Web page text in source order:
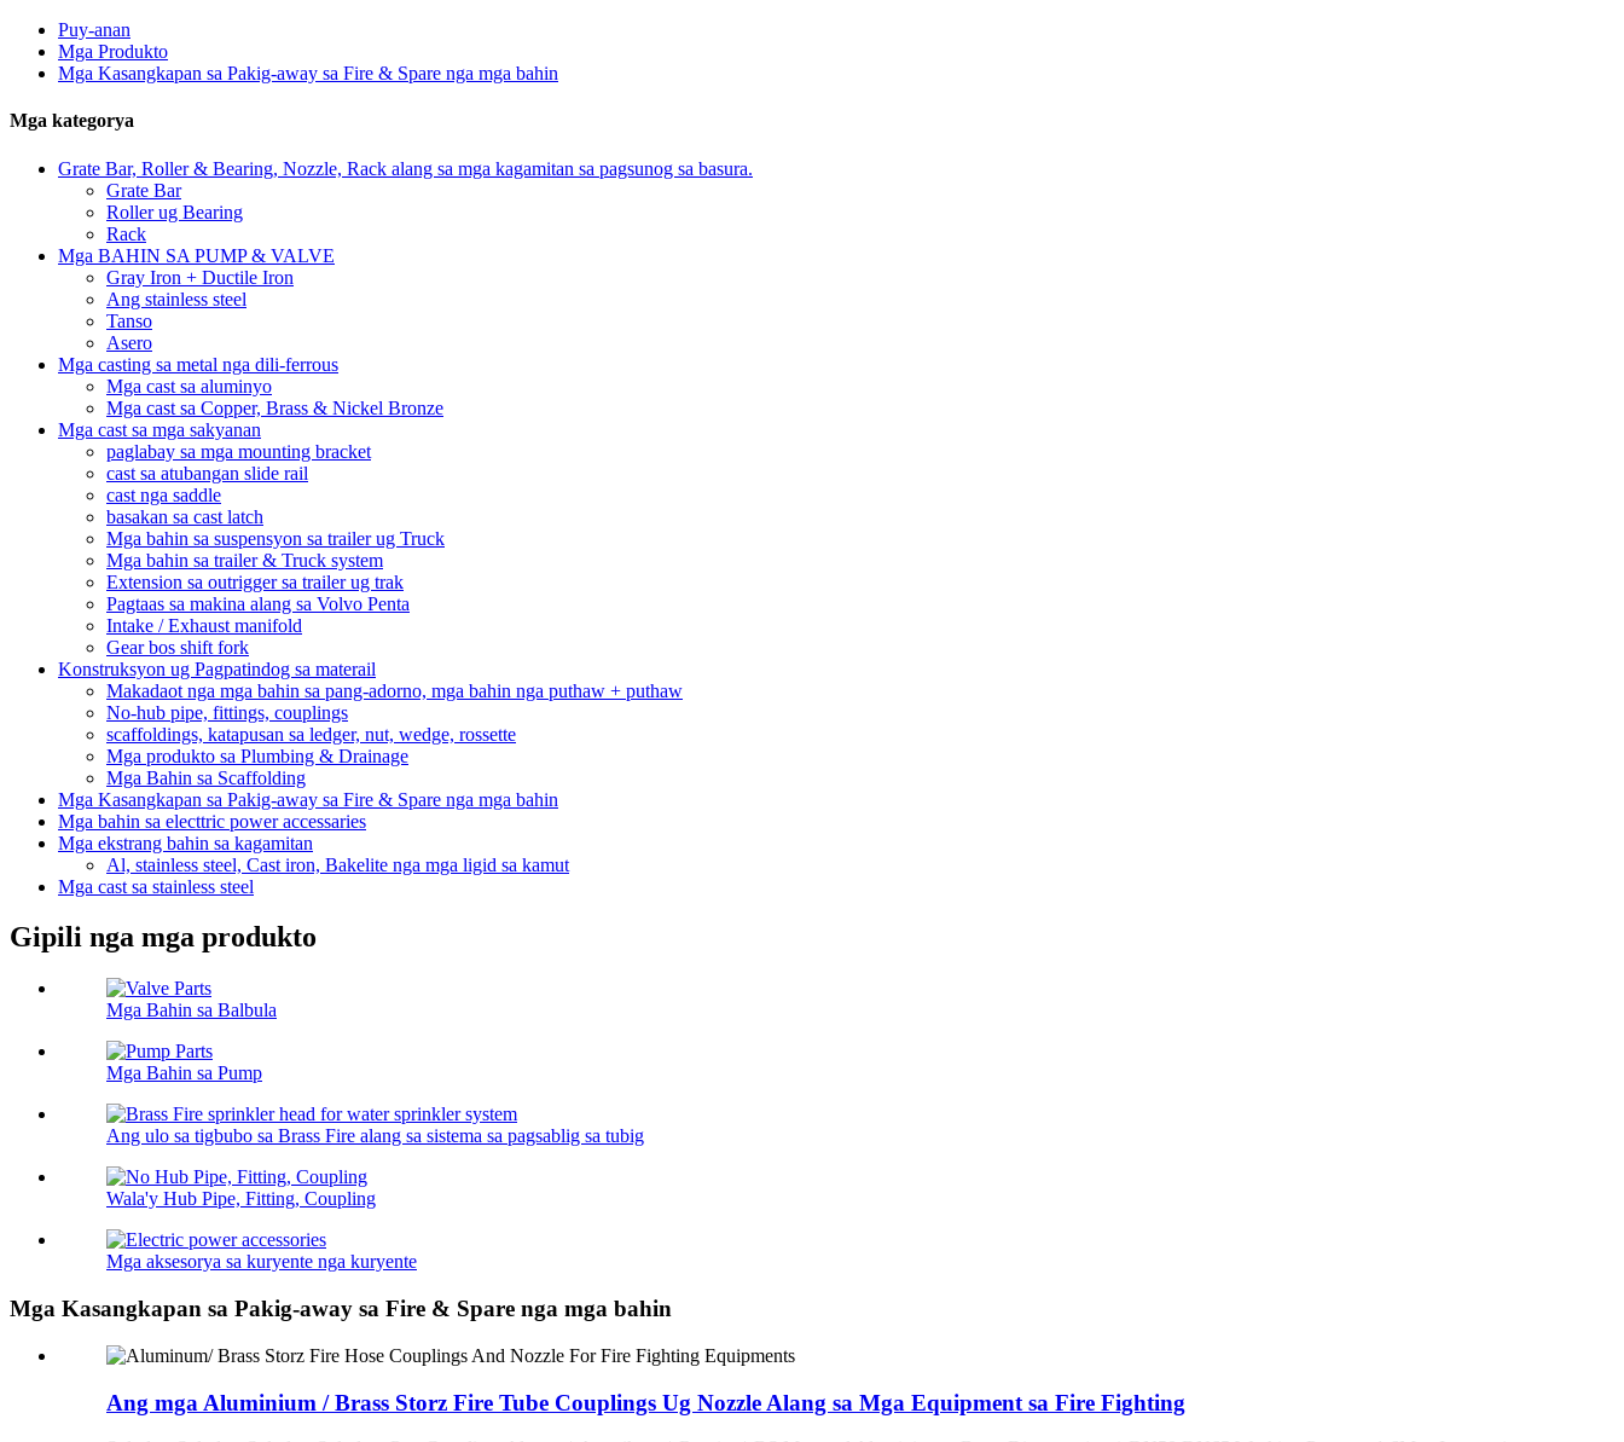
Puy-anan
Mga Produkto
Mga Kasangkapan sa Pakig-away sa Fire & Spare nga mga bahin
Mga kategorya
Grate Bar, Roller & Bearing, Nozzle, Rack alang sa mga kagamitan sa pagsunog sa basura.
Grate Bar
Roller ug Bearing
Rack
Mga BAHIN SA PUMP & VALVE
Gray Iron + Ductile Iron
Ang stainless steel
Tanso
Asero
Mga casting sa metal nga dili-ferrous
Mga cast sa aluminyo
Mga cast sa Copper, Brass & Nickel Bronze
Mga cast sa mga sakyanan
paglabay sa mga mounting bracket
cast sa atubangan slide rail
cast nga saddle
basakan sa cast latch
Mga bahin sa suspensyon sa trailer ug Truck
Mga bahin sa trailer & Truck system
Extension sa outrigger sa trailer ug trak
Pagtaas sa makina alang sa Volvo Penta
Intake / Exhaust manifold
Gear bos shift fork
Konstruksyon ug Pagpatindog sa materail
Makadaot nga mga bahin sa pang-adorno, mga bahin nga puthaw + puthaw
No-hub pipe, fittings, couplings
scaffoldings, katapusan sa ledger, nut, wedge, rossette
Mga produkto sa Plumbing & Drainage
Mga Bahin sa Scaffolding
Mga Kasangkapan sa Pakig-away sa Fire & Spare nga mga bahin
Mga bahin sa electtric power accessaries
Mga ekstrang bahin sa kagamitan
Al, stainless steel, Cast iron, Bakelite nga mga ligid sa kamut
Mga cast sa stainless steel
Gipili nga mga produkto
Mga Bahin sa Balbula
Mga Bahin sa Pump
Ang ulo sa tigbubo sa Brass Fire alang sa sistema sa pagsablig sa tubig
Wala'y Hub Pipe, Fitting, Coupling
Mga aksesorya sa kuryente nga kuryente
Mga Kasangkapan sa Pakig-away sa Fire & Spare nga mga bahin
Ang mga Aluminium / Brass Storz Fire Tube Couplings Ug Nozzle Alang sa Mga Equipment sa Fire Fighting